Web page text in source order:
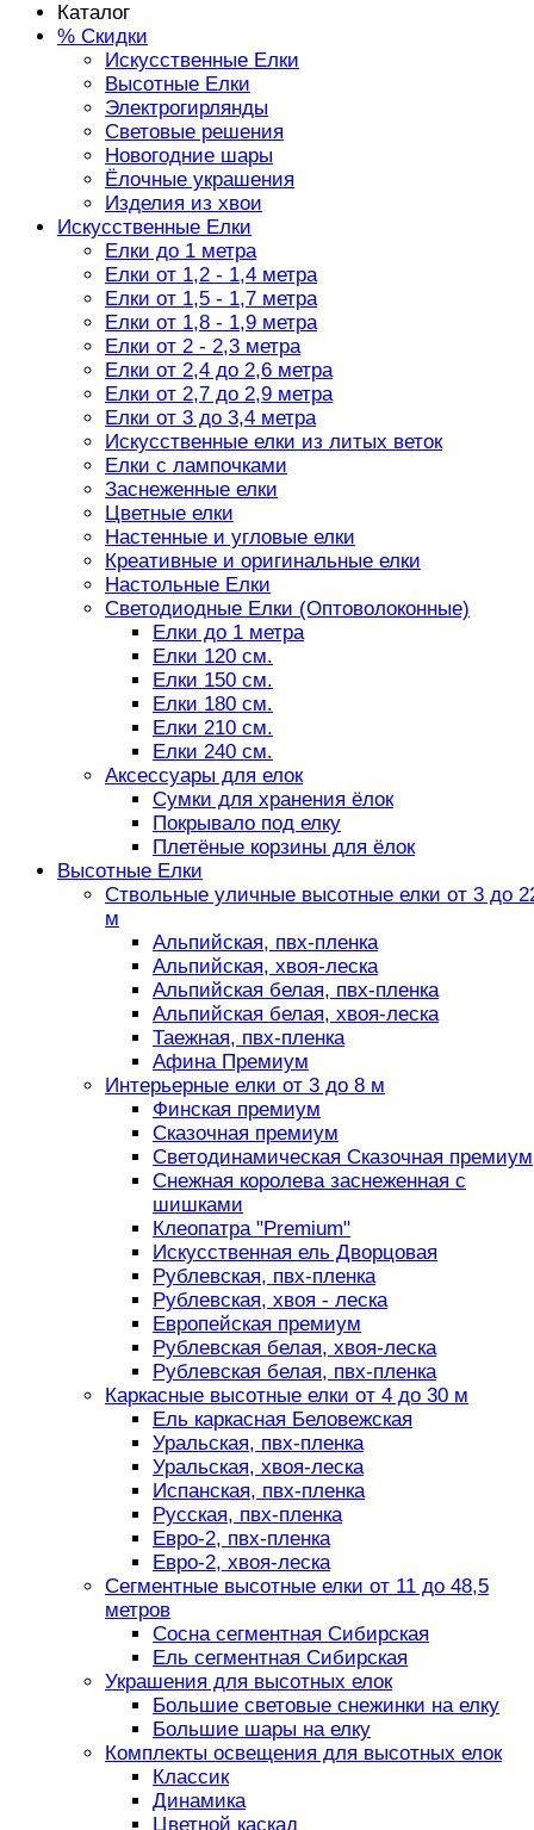
Каталог
% Скидки
Искусственные Елки
Высотные Елки
Электрогирлянды
Световые решения
Новогодние шары
Ёлочные украшения
Изделия из хвои
Искусственные Елки
Елки до 1 метра
Елки от 1,2 - 1,4 метра
Елки от 1,5 - 1,7 метра
Елки от 1,8 - 1,9 метра
Елки от 2 - 2,3 метра
Елки от 2,4 до 2,6 метра
Елки от 2,7 до 2,9 метра
Елки от 3 до 3,4 метра
Искусственные елки из литых веток
Елки с лампочками
Заснеженные елки
Цветные елки
Настенные и угловые елки
Креативные и оригинальные елки
Настольные Елки
Светодиодные Елки (Оптоволоконные)
Елки до 1 метра
Елки 120 см.
Елки 150 см.
Елки 180 см.
Елки 210 см.
Елки 240 см.
Аксессуары для елок
Сумки для хранения ёлок
Покрывало под елку
Плетёные корзины для ёлок
Высотные Елки
Ствольные уличные высотные елки от 3 до
м
Альпийская, пвх-пленка
Альпийская, хвоя-леска
Альпийская белая, пвх-пленка
Альпийская белая, хвоя-леска
Таежная, пвх-пленка
Афина Премиум
Интерьерные елки от 3 до 8 м
Финская премиум
Сказочная премиум
Светодинамическая Сказочная премиум
Снежная королева заснеженная с
шишками
Клеопатра "Premium"
Искусственная ель Дворцовая
Рублевская, пвх-пленка
Рублевская, хвоя - леска
Европейская премиум
Рублевская белая, хвоя-леска
Рублевская белая, пвх-пленка
Каркасные высотные елки от 4 до 30 м
Ель каркасная Беловежская
Уральская, пвх-пленка
Уральская, хвоя-леска
Испанская, пвх-пленка
Русская, пвх-пленка
Евро-2, пвх-пленка
Евро-2, хвоя-леска
Сегментные высотные елки от 11 до 48,5
метров
Сосна сегментная Сибирская
Ель сегментная Сибирская
Украшения для высотных елок
Большие световые снежинки на елку
Большие шары на елку
Комплекты освещения для высотных елок
Классик
Динамика
Цветной каскад